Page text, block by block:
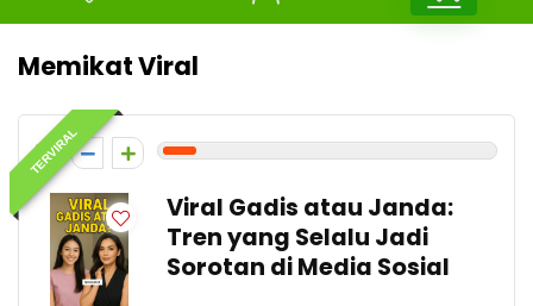
Memikat Viral
TERVIRAL
1
Viral Gadis atau Janda:
Tren yang Selalu Jadi
Sorotan di Media Sosial